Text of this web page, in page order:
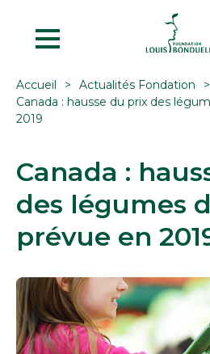
Accueil
Actualités Fondation
Canada : hausse du prix des
2019
Canada :
des légumes
prévue en